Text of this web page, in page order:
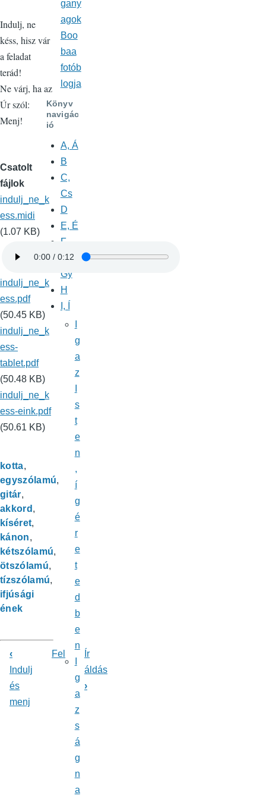
Indulj, ne
késs, hisz vár
a feladat
terád!
Ne várj, ha az
Úr szól:
Menj!
Csatolt
fájlok
indulj_ne_k
ess.midi
(1.07 KB)
indulj_ne_k
ess.pdf
(50.45 KB)
indulj_ne_k
ess-
tablet.pdf
(50.48 KB)
indulj_ne_k
ess-eink.pdf
(50.61 KB)
kotta
egyszólamú
gitár
akkord
kíséret
kánon
kétszólamú
ötszólamú
tízszólamú
ifjúsági
ének
Könyv
kereszthivatkozásai
ehhez:
Énekeskönyv
‹
Indulj
és
menj
Fel
Ír
áldás
›
gany
agok
Boo
baa
fotób
logja
Könyv
navigác
ió
A, Á
B
C,
Cs
D
E, É
F
G,
Gy
H
I, Í
g
a
z
s
t
e
n
,
í
g
é
r
e
t
e
d
b
e
n
g
a
z
s
á
g
n
a